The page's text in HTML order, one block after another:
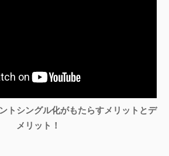
トシングル化がもたらすメリットとデ
メリット！